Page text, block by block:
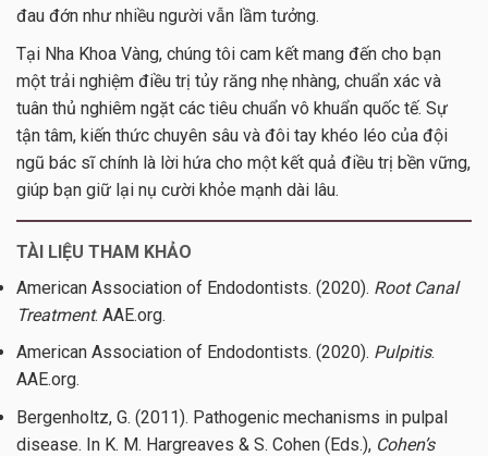
đau đớn như nhiều người vẫn lầm tưởng.
Tại Nha Khoa Vàng, chúng tôi cam kết mang đến cho bạn
một trải nghiệm điều trị tủy răng nhẹ nhàng, chuẩn xác và
tuân thủ nghiêm ngặt các tiêu chuẩn vô khuẩn quốc tế. Sự
tận tâm, kiến thức chuyên sâu và đôi tay khéo léo của đội
ngũ bác sĩ chính là lời hứa cho một kết quả điều trị bền vững,
giúp bạn giữ lại nụ cười khỏe mạnh dài lâu.
TÀI LIỆU THAM KHẢO
American Association of Endodontists. (2020). Root Canal
Treatment. AAE.org.
American Association of Endodontists. (2020). Pulpitis.
AAE.org.
Bergenholtz, G. (2011). Pathogenic mechanisms in pulpal
disease. In K. M. Hargreaves & S. Cohen (Eds.), Cohen’s